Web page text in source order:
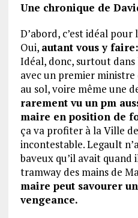
Une chronique de
D’abord, c’est idéal
Oui, autant vous y
Idéal, donc, surtout dans
avec un premier ministre
au sol, voire même une
rarement vu un pm
maire en position de
ça va profiter à la Ville de
incontestable. Legault
baveux qu’il avait
tramway des mains de
maire peut savourer
vengeance.